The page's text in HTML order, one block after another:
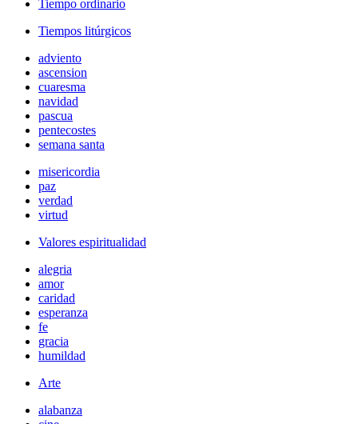
Tiempo ordinario
Tiempos litúrgicos
adviento
ascension
cuaresma
navidad
pascua
pentecostes
semana santa
misericordia
paz
verdad
virtud
Valores espiritualidad
alegria
amor
caridad
esperanza
fe
gracia
humildad
Arte
alabanza